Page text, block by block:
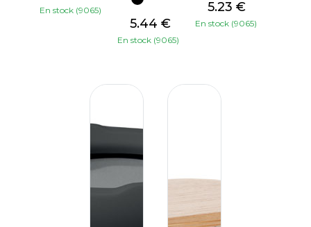
En stock (9065)
5.44 €
En stock (9065)
5.23 €
En stock (9065)